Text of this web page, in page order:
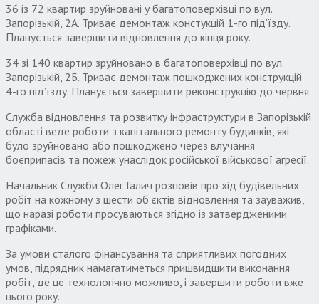
36 із 72 квартир зруйновані у багатоповерхівці по вул.
Запорізькій, 2А. Триває демонтаж констукцій 1-го під’їзду.
Планується завершити відновлення до кінця року.
34 зі 140 квартир зруйновано в багатоповерхівці по вул.
Запорізькій, 2Б. Триває демонтаж пошкоджених конструкцій
4-го під’їзду. Планується завершити реконструкцію до червня.
Служба відновлення та розвитку інфраструктури в Запорізькій
області веде роботи з капітального ремонту будинків, які
було зруйновано або пошкоджено через влучання
боєприпасів та пожеж унаслідок російської військової агресії.
Начальник Служби Олег Галич розповів про хід будівельних
робіт на кожному з шести об’єктів відновлення та зауважив,
що наразі роботи просуваються згідно із затвердженими
графіками.
За умови сталого фінансування та сприятливих погодних
умов, підрядник намагатиметься пришвидшити виконання
робіт, де це технологічно можливо, і завершити роботи вже
цього року.